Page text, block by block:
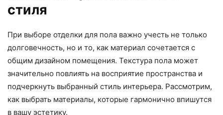
стиля
При выборе отделки для пола важно учесть не только
долговечность, но и то, как материал сочетается с
общим дизайном помещения. Текстура пола может
значительно повлиять на восприятие пространства и
подчеркнуть выбранный стиль интерьера. Рассмотрим,
как выбрать материалы, которые гармонично впишутся
в вашу эстетику.